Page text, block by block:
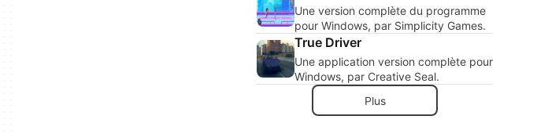
Une version complète du programme
pour Windows, par Simplicity Games.
True Driver
Une application version complète pour
Windows, par Creative Seal.
Plus